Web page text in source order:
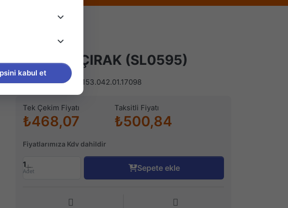
PRT MİNİ ÇIRAK (SL0595)
Stok kodu (SKU) 153.042.01.17098
Tek Çekim Fiyatı
₺468,07
Taksitli Fiyatı
₺500,84
Fiyatlarımıza Kdv dahildir
1
Adet Sepete ekle
kabul et